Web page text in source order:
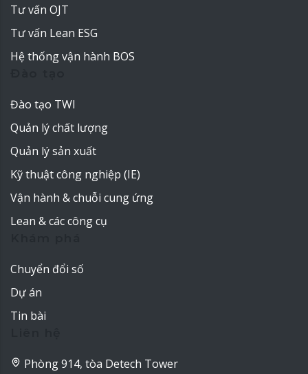
Tư vấn OJT
Tư vấn Lean ESG
Hệ thống vận hành BOS
Đào tạo TWI
Quản lý chất lượng
Quản lý sản xuất
Kỹ thuật công nghiệp (IE)
Vận hành & chuỗi cung ứng
Lean & các công cụ
Chuyển đổi số
Dự án
Tin bài
Phòng 914, tòa Detech Tower